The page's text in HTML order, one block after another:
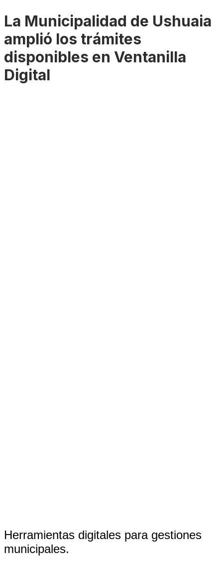
La Municipalidad de Ushuaia
amplió los trámites
disponibles en Ventanilla
Digital
Herramientas digitales para gestiones
municipales.